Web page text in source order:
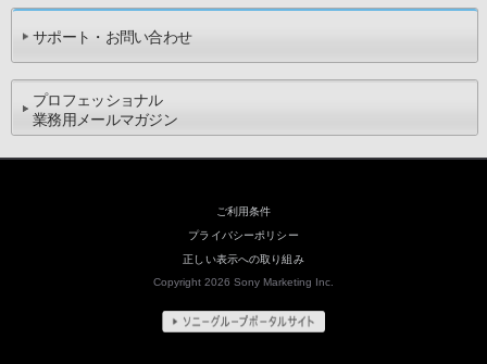
サポート・お問い合わせ
プロフェッショナル
業務用メールマガジン
ご利用条件
プライバシーポリシー
正しい表示への取り組み
Copyright 2026 Sony Marketing Inc.